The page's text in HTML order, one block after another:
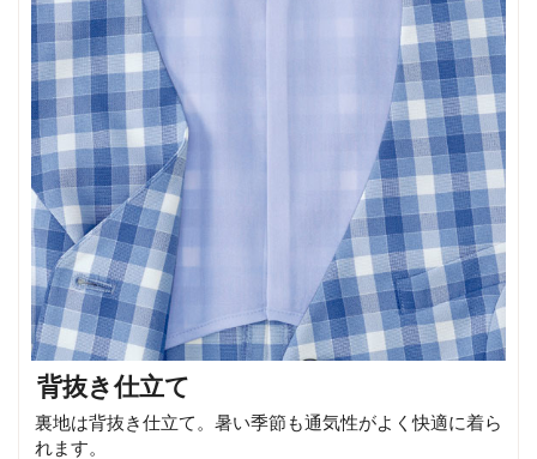
背抜き仕立て
裏地は背抜き仕立て。暑い季節も通気性がよく快適に着ら
れます。